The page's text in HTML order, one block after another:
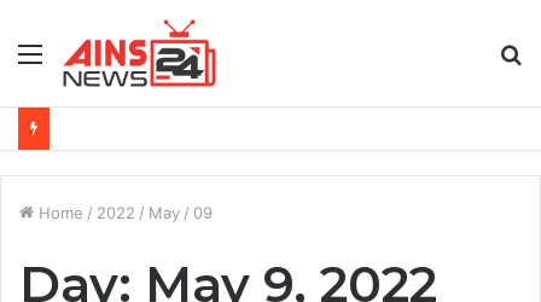
Menu
Home / 2022 / May / 09
Day: May 9, 2022